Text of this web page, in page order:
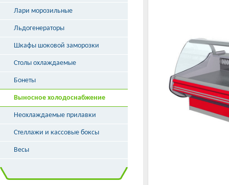
Лари морозильные
Льдогенераторы
Шкафы шоковой заморозки
Столы охлаждаемые
Бонеты
Выносное холодоснабжение
Неохлаждаемые прилавки
Стеллажи и кассовые боксы
Весы